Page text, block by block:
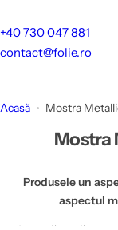
+40 730 047 881
contact@folie.ro
Acasă Mostra
Mostra
Produsele un
aspectul
ț
n